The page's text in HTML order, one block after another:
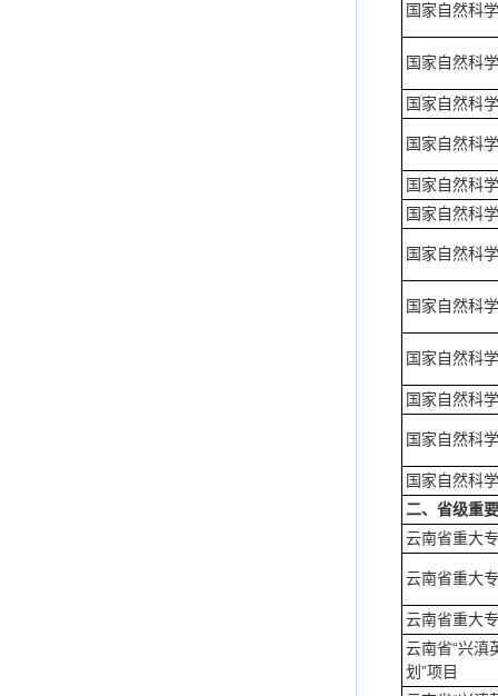
国家自然科
国家自然科
国家自然科
国家自然科
国家自然科
国家自然科
国家自然科
国家自然科
国家自然科
国家自然科
国家自然科
国家自然科
二、省级重
云南省重大
云南省重大
云南省重大
云南省“兴滇
划”项目